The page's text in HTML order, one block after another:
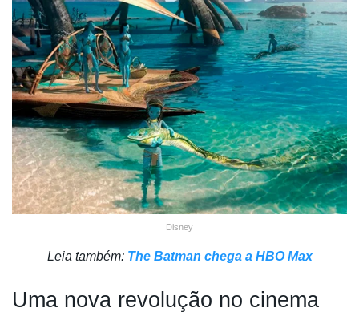
Disney
Leia também: The Batman chega a HBO Max
Uma nova revolução no cinema